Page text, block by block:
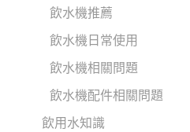
飲水機推薦
飲水機日常使用
飲水機相關問題
飲水機配件相關問題
飲用水知識